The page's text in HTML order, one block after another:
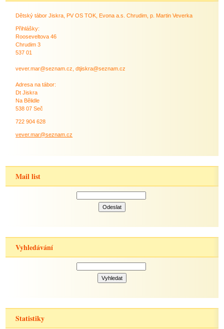
Dětský tábor Jiskra, PV OS TOK, Evona a.s. Chrudim, p. Martin Veverka
Přihlášky:
Rooseveltova 46
Chrudim 3
537 01
vever.mar@seznam.cz, dtjiskra@seznam.cz
Adresa na tábor:
Dt Jiskra
Na Bělidle
538 07 Seč
722 904 628
vever.mar@seznam.cz
Mail list
Vyhledávání
Statistiky